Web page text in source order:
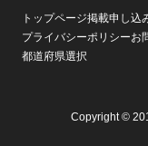
トップページ掲載申し込
プライバシーポリシーお
都道府県選択
Copyright ©